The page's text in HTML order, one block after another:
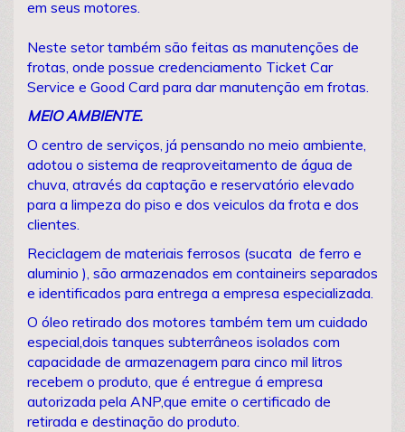
em seus motores.
Neste setor também são feitas as manutenções de
frotas, onde possue credenciamento Ticket Car
Service e Good Card para dar manutenção em frotas.
MEIO AMBIENTE.
O centro de serviços, já pensando no meio ambiente,
adotou o sistema de reaproveitamento de água de
chuva, através da captação e reservatório elevado
para a limpeza do piso e dos veiculos da frota e dos
clientes.
Reciclagem de materiais ferrosos (sucata de ferro e
aluminio ), são armazenados em containeirs separados
e identificados para entrega a empresa especializada.
O óleo retirado dos motores também tem um cuidado
especial,dois tanques subterrâneos isolados com
capacidade de armazenagem para cinco mil litros
recebem o produto, que é entregue á empresa
autorizada pela ANP,que emite o certificado de
retirada e destinação do produto.